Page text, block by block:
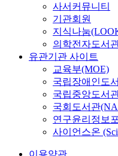
사서커뮤니티
기관회원
지식나눔
의학전자도서
유관기관 사이트
교육부(MOE)
국립장애인도
국립중앙도서
국회도서관
연구윤리정보
사이언스온